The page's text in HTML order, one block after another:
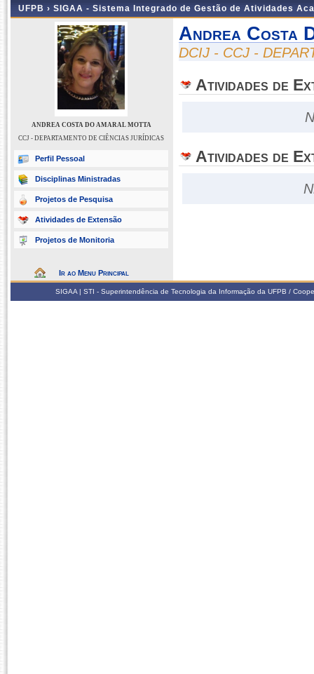
UFPB › SIGAA - Sistema Integrado de Gestão de Atividades
ANDREA COSTA DO AMARAL MOTTA
CCJ - DEPARTAMENTO DE CIÊNCIAS JURÍDICAS
Perfil Pessoal
Disciplinas Ministradas
Projetos de Pesquisa
Atividades de Extensão
Projetos de Monitoria
Ir ao Menu Principal
Andrea Costa
DCIJ - CCJ -
Atividades de
Atividades de
SIGAA | STI - Superintendência de Tecnologia da Informação da UFPB /